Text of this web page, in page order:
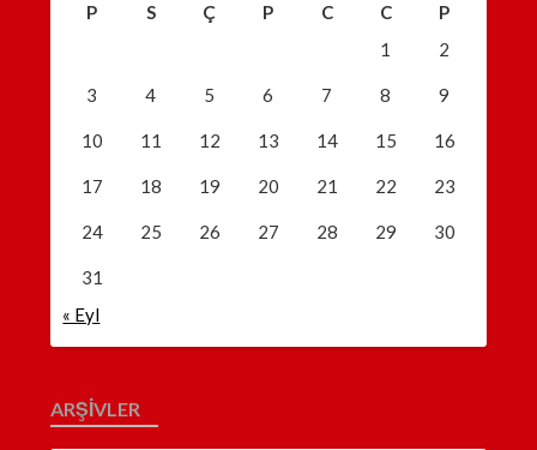
P S Ç P C C
P
1
2
3 4 5 6 7 8 9
10 11 12 13 14 15 16
17 18 19 20 21 22 23
24 25 26 27 28 29 30
31
« Eyl
ARŞIVLER